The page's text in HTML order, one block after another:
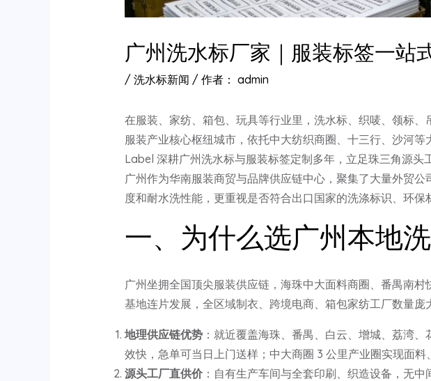
广州洗水标厂家｜服装标签一站
/ 洗水标新闻 / 作者： admin
在服装、家纺、箱包、玩具等行业里，洗水标、织唛、领标
服装产业核心枢纽城市，依托中大纺织商圈、十三行、沙河
Label 深耕广州洗水标与服装标签定制多年，立足珠三角源头
广州作为华南服装商贸与品牌供应链中心，聚集了大量外贸
度和耐水洗性能，更重视是否符合出口国家的洗涤标识、环保
一、为什么选广州本地
广州坐拥全国顶尖服装供应链，海珠中大面料商圈、番禺南
基地连片发展，全区域制衣、跨境电商、箱包家纺工厂数量庞
地理供应链优势：就近覆盖海珠、番禺、白云、增城、荔湾
效快，急单可当日上门送样；中大商圈 3 公里产业圈实现面料
源头工厂直供价：自有生产车间与全套印刷、织造设备，无